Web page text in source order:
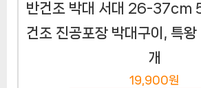
반건조 박대 서대 26-37cm
건조 진공포장 박대구이, 특
개
19,900원